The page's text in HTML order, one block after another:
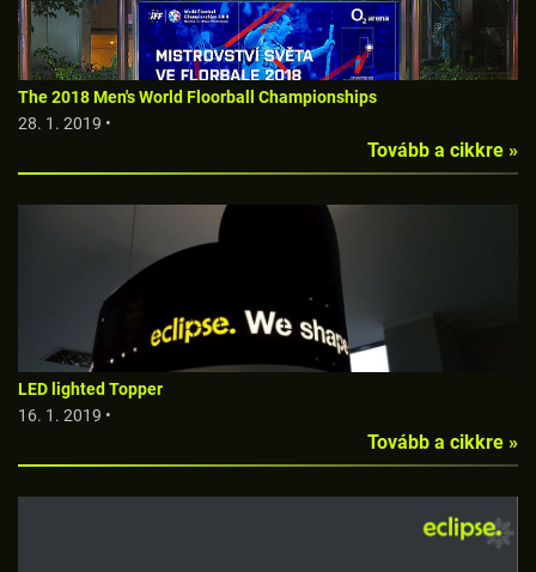
The 2018 Men's World Floorball Championships
28. 1. 2019 •
Tovább a cikkre »
LED lighted Topper
16. 1. 2019 •
Tovább a cikkre »